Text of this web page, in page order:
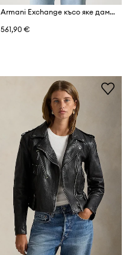
Armani Exchange късо яке дамско от кожа
561,90 €